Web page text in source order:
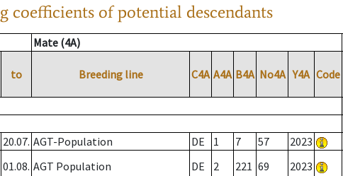
coefficients of potential descendants
Mate (4A)
to Breeding line C4A A4A B4A No4A Y4A Code
20.07. AGT-Population DE 1 7 57 2023
01.08. AGT Population DE 2 221 69 2023